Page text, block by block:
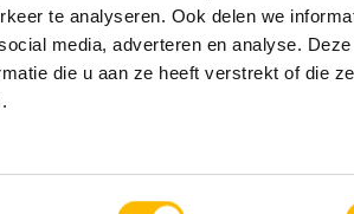
te analyseren. Ook delen we
media, adverteren en analyse.
die u aan ze heeft verstrekt of die
Geen gerelateerde projecten.